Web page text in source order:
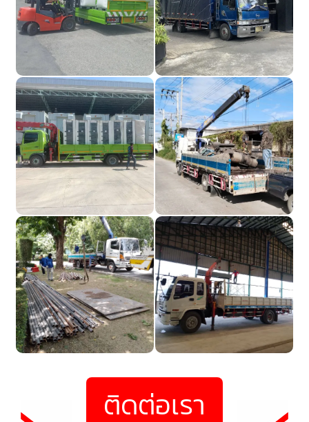
ติดต่อเรา